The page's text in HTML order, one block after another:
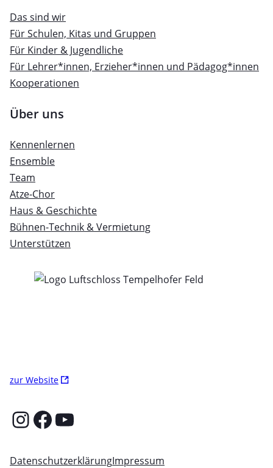
Das sind wir
Für Schulen, Kitas und Gruppen
Für Kinder & Jugendliche
Für Lehrer*innen, Erzieher*innen und Pädagog*innen
Kooperationen
Über uns
Kennenlernen
Ensemble
Team
Atze-Chor
Haus & Geschichte
Bühnen-Technik & Vermietung
Unterstützen
zur Website
Ö
n
i
InstagramFacebook YouTube
DatenschutzerklärungImpressum